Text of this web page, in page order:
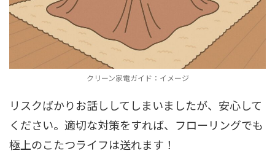
クリーン家電ガイド：イメージ
リスクばかりお話ししてしまいましたが、安心して
ください。適切な対策をすれば、フローリングでも
極上のこたつライフは送れます！